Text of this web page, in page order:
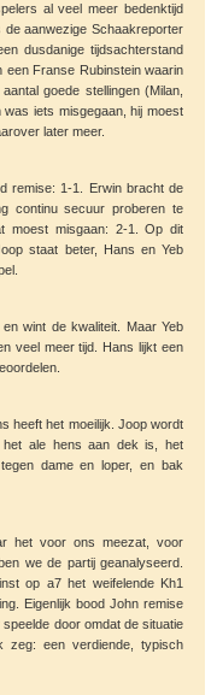
al veel meer bedenktijd
aanwezige Schaakreporter
dusdanige tijdsachterstand
een Franse Rubinstein waarin
goede stellingen (Milan,
iets misgegaan, hij moest
later meer.
remise: 1-1. Erwin bracht de
continu secuur proberen te
moest misgaan: 2-1. Op dit
staat beter, Hans en Yeb
wint de kwaliteit. Maar Yeb
veel meer tijd. Hans lijkt een
heeft het moeilijk. Joop wordt
ale hens aan dek is, het
dame en loper, en bak
het voor ons meezat, voor
we de partij geanalyseerd.
op a7 het weifelende Kh1
Eigenlijk bood John remise
door omdat de situatie
zeg: een verdiende, typisch